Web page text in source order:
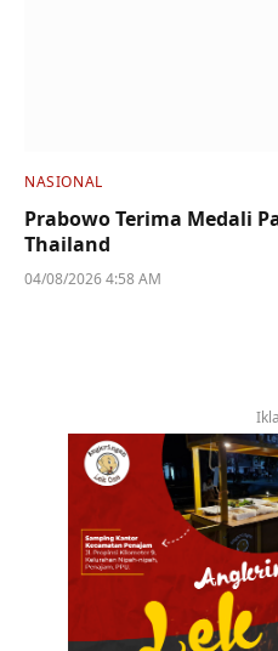
NASIONAL
Prabowo Terima Medali
Thailand
04/08/2026 4:58 AM